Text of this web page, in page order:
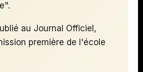
au Journal Officiel,
première de l'école